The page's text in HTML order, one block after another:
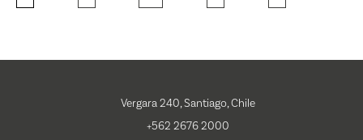
Vergara 240, Santiago, Chile
+562 2676 2000